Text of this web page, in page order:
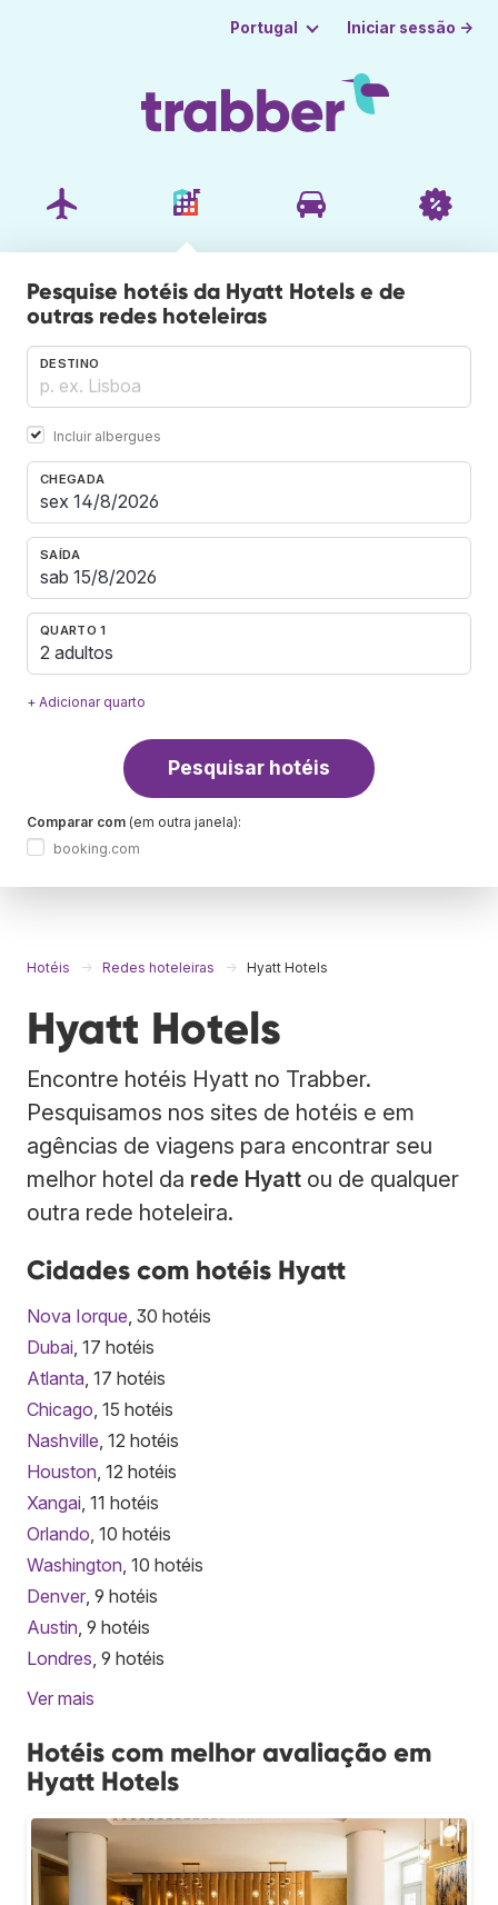
Portugal Iniciar sessão →
Pesquise hotéis da Hyatt Hotels e de
outras redes hoteleiras
DESTINO
Incluir albergues
CHEGADA
SAÍDA
QUARTO 1
2 adultos
+ Adicionar quarto
Pesquisar hotéis
Comparar com (em outra janela):
booking.com
Hotéis Redes hoteleiras Hyatt Hotels
Hyatt Hotels
Encontre hotéis Hyatt no Trabber.
Pesquisamos nos sites de hotéis e em
agências de viagens para encontrar seu
melhor hotel da rede Hyatt ou de qualquer
outra rede hoteleira.
Cidades com hotéis Hyatt
Nova Iorque , 30 hotéis
Dubai , 17 hotéis
Atlanta , 17 hotéis
Chicago , 15 hotéis
Nashville , 12 hotéis
Houston , 12 hotéis
Xangai , 11 hotéis
Orlando , 10 hotéis
Washington , 10 hotéis
Denver , 9 hotéis
Austin , 9 hotéis
Londres , 9 hotéis
Ver mais
Hotéis com melhor avaliação em
Hyatt Hotels